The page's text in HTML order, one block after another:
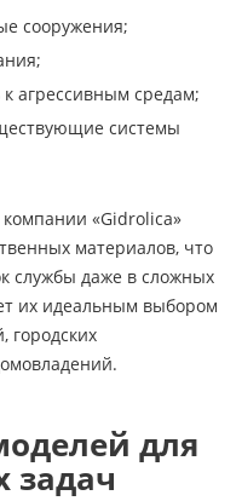
сооружения;
к агрессивным средам;
системы
компании «Gidrolica»
материалов, что
службы даже в сложных
их идеальным выбором
для
задач